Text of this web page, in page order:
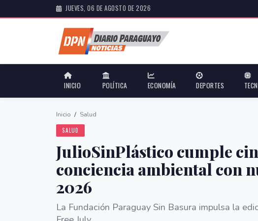
JUEVES, 06 DE AGOSTO DE 2026
INICIO POLÍTICA ECONOMÍA DEPORTES
Inicio / Salud
SALUD
JulioSinPlástico cumple
conciencia ambiental con
2026
La Fundación Paraguay Sin Basura impulsa la